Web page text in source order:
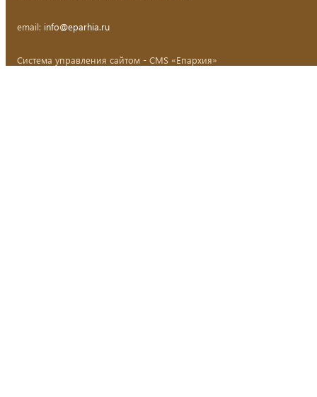
email: info@eparhia.ru
Система управления сайтом - CMS «Епархия»